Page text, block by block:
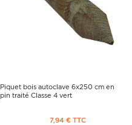
Piquet bois autoclave 6x250 cm en
pin traité Classe 4 vert
7,94 € TTC